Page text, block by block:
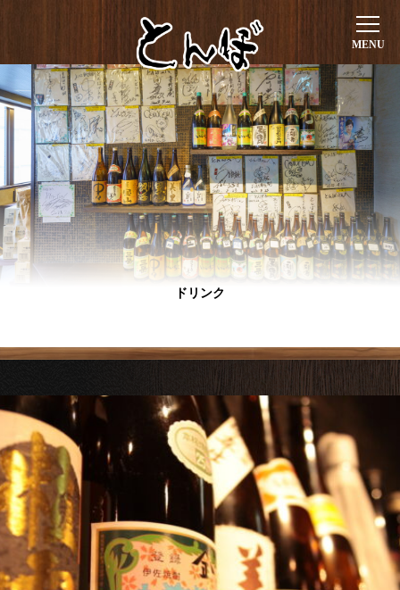
ドリンク
English 한국어 中文
ホーム
お好み焼き
鉄板焼き
一品料理
ドリンク
お集りに
店舗情報